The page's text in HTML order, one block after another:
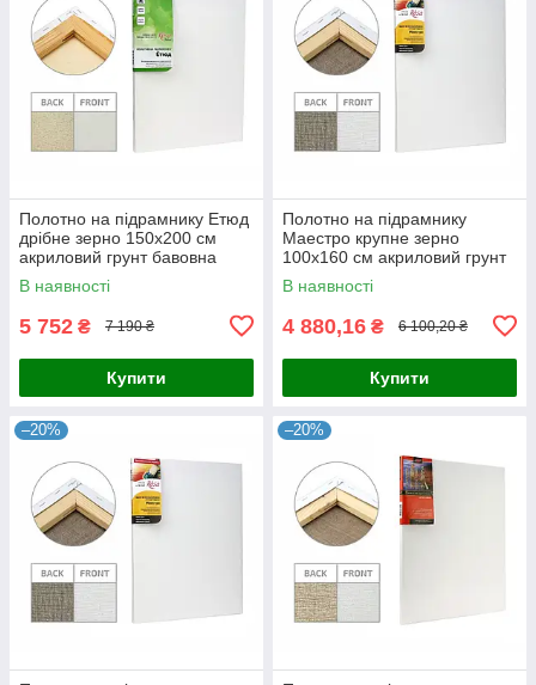
Полотно на підрамнику Етюд
дрібне зерно 150x200 см
акриловий грунт бавовна
4820149880600
В наявності
5 752 ₴ 7 190 ₴
Купити
Полотно на підрамнику
Маестро крупне зерно
100x160 см акриловий грунт
льон 4820149858142
В наявності
4 880,16 ₴ 6 100,20 ₴
Купити
–20% –20%